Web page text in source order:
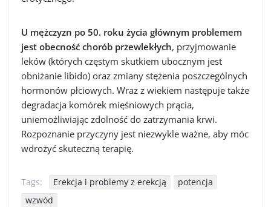
U mężczyzn po 50. roku życia głównym problemem
jest obecność chorób przewlekłych, przyjmowanie
leków (których częstym skutkiem ubocznym jest
obniżanie libido) oraz zmiany stężenia poszczególnych
hormonów płciowych. Wraz z wiekiem następuje także
degradacja komórek mięśniowych prącia,
uniemożliwiając zdolność do zatrzymania krwi.
Rozpoznanie przyczyny jest niezwykle ważne, aby móc
wdrożyć skuteczną terapię.
Tags: Erekcja i problemy z erekcją
potencja
wzwód